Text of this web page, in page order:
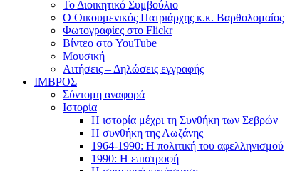
Το Διοικητικό Συμβούλιο
Ο Οικουμενικός Πατριάρχης κ.κ. Βαρθολομαίος
Φωτογραφίες στο Flickr
Βίντεο στο YouTube
Μουσική
Αιτήσεις – Δηλώσεις εγγραφής
ΙΜΒΡΟΣ
Σύντομη αναφορά
Ιστορία
Η ιστορία μέχρι τη Συνθήκη των Σεβρών
Η συνθήκη της Λωζάνης
1964-1990: Η πολιτική του αφελληνισμού
1990: Η επιστροφή